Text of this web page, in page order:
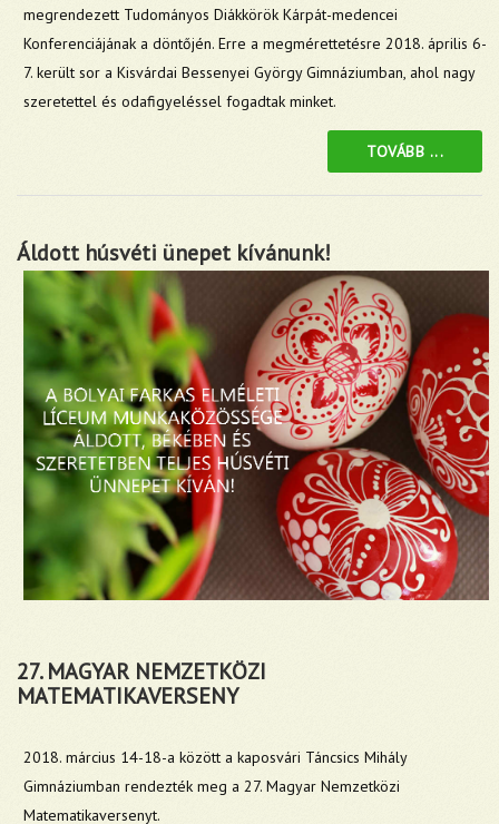
megrendezett Tudományos Diákkörök Kárpát-medencei
Konferenciájának a döntőjén. Erre a megmérettetésre 2018. április 6-
7. került sor a Kisvárdai Bessenyei György Gimnáziumban, ahol nagy
szeretettel és odafigyeléssel fogadtak minket.
TOVÁBB ...
Áldott húsvéti ünepet kívánunk!
27. MAGYAR NEMZETKÖZI
MATEMATIKAVERSENY
2018. március 14-18-a között a kaposvári Táncsics Mihály
Gimnáziumban rendezték meg a 27. Magyar Nemzetközi
Matematikaversenyt.